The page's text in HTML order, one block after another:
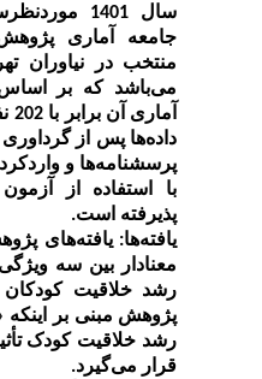
سال 1401
می‌باشد که بر
داده‌ها پس از
پرسشنامه‌ها و
با استفاده از
پذیرفته است.
یافته‌ها: یافته‌های
معنادار بین سه
رشد خلاقیت کودکان
پژوهش مبنی بر اینکه
رشد خلاقیت کودک
قرار می‌گیرد.